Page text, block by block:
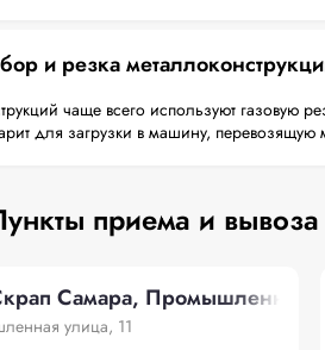
и резка
чаще всего используют газовую
для загрузки в машину, перевозящую
приема и
Самара, Промышленная
улица, 11